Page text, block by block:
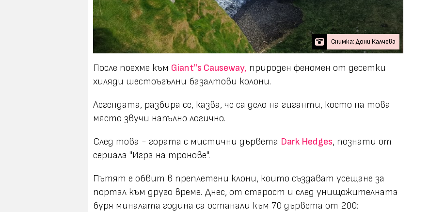
Снимка: Дони Калчева
После поехме към Giant"s Causeway, природен феномен от десетки
хиляди шестоъгълни базалтови колони.
Легендата, разбира се, казва, че са дело на гиганти, което на това
място звучи напълно логично.
След това - гората с мистични дървета Dark Hedges, познати от
сериала "Игра на тронове".
Пътят е обвит в преплетени клони, които създават усещане за
портал към друго време. Днес, от старост и след унищожителната
буря миналата година са останали към 70 дървета от 200: